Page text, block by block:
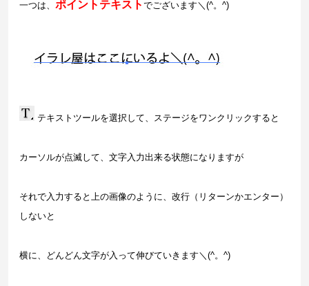
一つは、 ポイントテキスト でございます＼(^。^)
テキストツールを選択して、ステージをワンクリックすると
カーソルが点滅して、文字入力出来る状態になりますが
それで入力すると上の画像のように、改行（リターンかエンター）
しないと
横に、どんどん文字が入って伸びていきます＼(^。^)